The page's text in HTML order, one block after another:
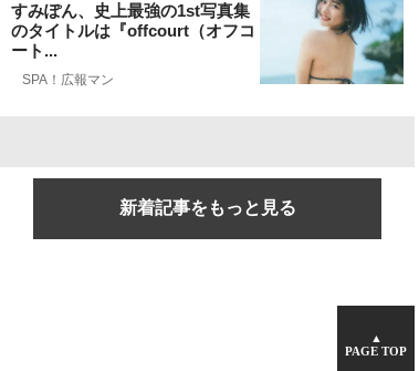
すみぽん、史上最強の1st写真集
のタイトルは『offcourt（オフコ
ート...
SPA！広報マン
新着記事をもっと見る
▲
PAGE TOP